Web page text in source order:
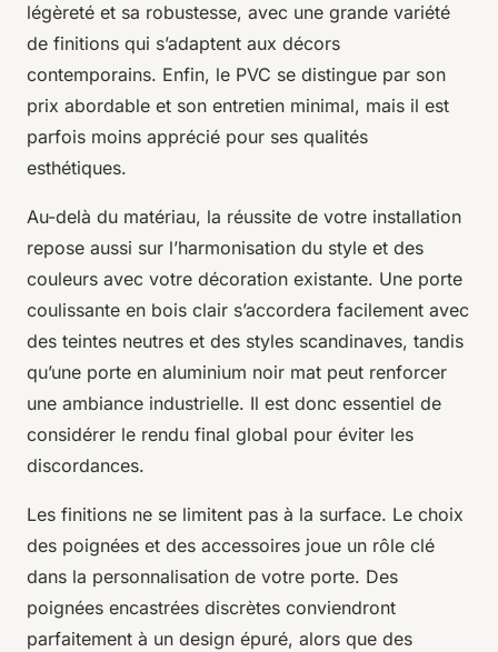
légèreté et sa robustesse, avec une grande variété
de finitions qui s’adaptent aux décors
contemporains. Enfin, le PVC se distingue par son
prix abordable et son entretien minimal, mais il est
parfois moins apprécié pour ses qualités
esthétiques.
Au-delà du matériau, la réussite de votre installation
repose aussi sur l’harmonisation du style et des
couleurs avec votre décoration existante. Une porte
coulissante en bois clair s’accordera facilement avec
des teintes neutres et des styles scandinaves, tandis
qu’une porte en aluminium noir mat peut renforcer
une ambiance industrielle. Il est donc essentiel de
considérer le rendu final global pour éviter les
discordances.
Les finitions ne se limitent pas à la surface. Le choix
des poignées et des accessoires joue un rôle clé
dans la personnalisation de votre porte. Des
poignées encastrées discrètes conviendront
parfaitement à un design épuré, alors que des